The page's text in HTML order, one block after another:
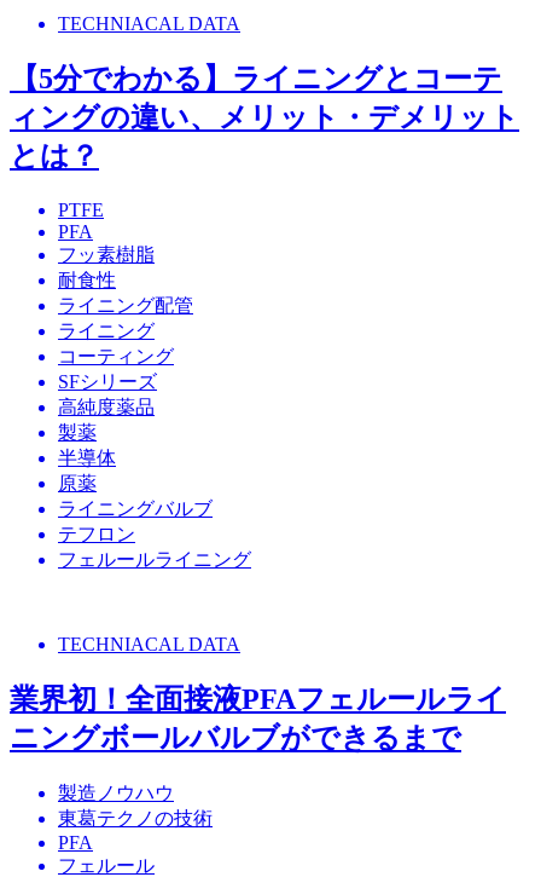
TECHNIACAL DATA
【5分でわかる】ライニングとコーテ
ィングの違い、メリット・デメリット
とは？
PTFE
PFA
フッ素樹脂
耐食性
ライニング配管
ライニング
コーティング
SFシリーズ
高純度薬品
製薬
半導体
原薬
ライニングバルブ
テフロン
フェルールライニング
TECHNIACAL DATA
業界初！全面接液PFAフェルールライ
ニングボールバルブができるまで
製造ノウハウ
東葛テクノの技術
PFA
フェルール